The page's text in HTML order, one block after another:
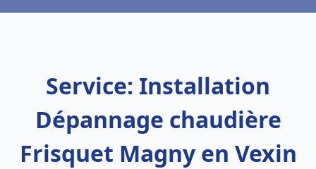
Service: Installation
Dépannage chaudière
Frisquet Magny en Vexin